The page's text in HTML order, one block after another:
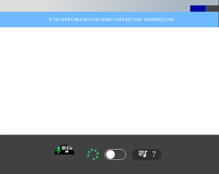
SITIO WEB CREADO CON MSBUILDER DE CMS-MSPRESS.COM
7